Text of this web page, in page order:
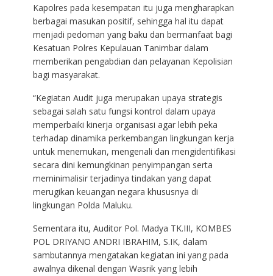
Kapolres pada kesempatan itu juga mengharapkan
berbagai masukan positif, sehingga hal itu dapat
menjadi pedoman yang baku dan bermanfaat bagi
Kesatuan Polres Kepulauan Tanimbar dalam
memberikan pengabdian dan pelayanan Kepolisian
bagi masyarakat.
“Kegiatan Audit juga merupakan upaya strategis
sebagai salah satu fungsi kontrol dalam upaya
memperbaiki kinerja organisasi agar lebih peka
terhadap dinamika perkembangan lingkungan kerja
untuk menemukan, mengenali dan mengidentifikasi
secara dini kemungkinan penyimpangan serta
meminimalisir terjadinya tindakan yang dapat
merugikan keuangan negara khususnya di
lingkungan Polda Maluku.
Sementara itu, Auditor Pol. Madya TK.III, KOMBES
POL DRIYANO ANDRI IBRAHIM, S.IK, dalam
sambutannya mengatakan kegiatan ini yang pada
awalnya dikenal dengan Wasrik yang lebih